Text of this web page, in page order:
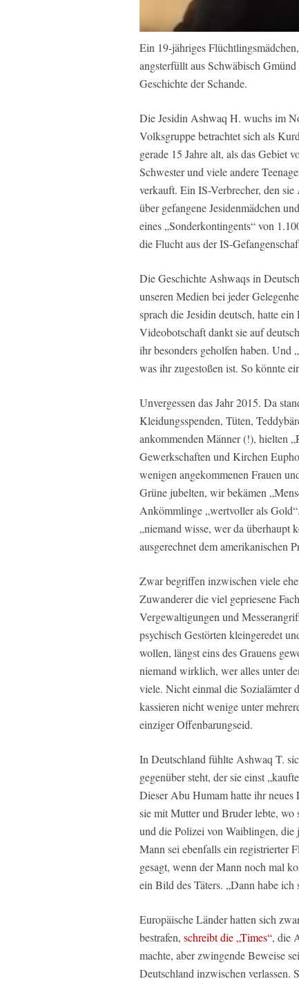
Ein 19-jähriges
angsterfüllt aus Schwäbisch
Geschichte der Schande.
Die Jesidin Ashwaq H. wuchs im
Volksgruppe betrachtet sich als
gerade 15 Jahre alt, als das Gebiet
Schwester und viele andere
verkauft. Ein IS-Verbrecher, den
über gefangene Jesidenmädchen
eines „Sonderkontingents“ von
die Flucht aus der IS-
Die Geschichte Ashwaqs in
unseren Medien bei jeder
sprach die Jesidin deutsch, hatte
Videobotschaft dankt sie auf
ihr besonders geholfen haben. Und
was ihr zugestoßen ist. So könnte
Unvergessen das Jahr 2015. Da
Kleidungsspenden, Tüten,
ankommenden Männer (!), hielten
Gewerkschaften und Kirchen
wenigen angekommenen Frauen
Grüne jubelten, wir bekämen
Ankömmlinge „wertvoller als
„niemand wisse, wer da überhaupt
ausgerechnet dem amerikanischen
Zwar begriffen inzwischen viele
Zuwanderer die viel gepriesene
Vergewaltigungen und
psychisch Gestörten kleingeredet
wollen, längst eins des Grauens
niemand wirklich, wer alles unter
viele. Nicht einmal die Sozialämter
kassieren nicht wenige unter
einziger Offenbarungseid.
In Deutschland fühlte Ashwaq T.
gegenüber steht, der sie einst
Dieser Abu Humam hatte ihr neues
sie mit Mutter und Bruder lebte,
und die Polizei von Waiblingen, die
Mann sei ebenfalls ein registrierter
gesagt, wenn der Mann noch mal
ein Bild des Täters. „Dann habe ich
Europäische Länder hatten sich
bestrafen, schreibt die „Times“, die
machte, aber zwingende Beweise
Deutschland inzwischen verlassen.